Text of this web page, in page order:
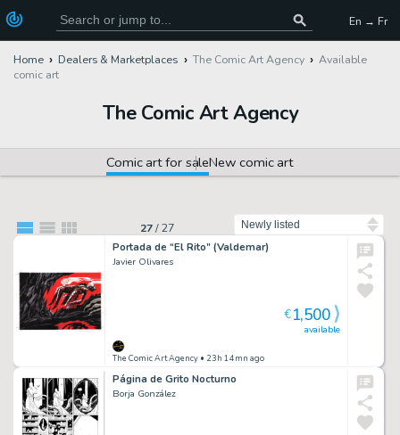
En → Fr
Home Dealers & Marketplaces The Comic Art Agency
Available
comic art
The Comic Art Agency
Comic art for saleNew comic art
27/27
Portada de “El Rito” (Valdemar)
Javier Olivares
The Comic Art Agency • 23h 14mn ago
available
€1,500
Página de Grito Nocturno
Borja González